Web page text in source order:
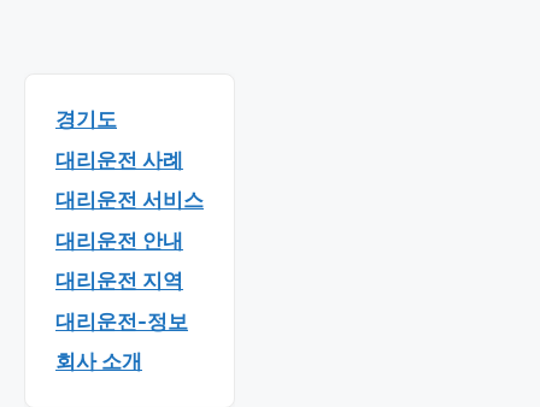
경기도
대리운전 사례
대리운전 서비스
대리운전 안내
대리운전 지역
대리운전-정보
회사 소개